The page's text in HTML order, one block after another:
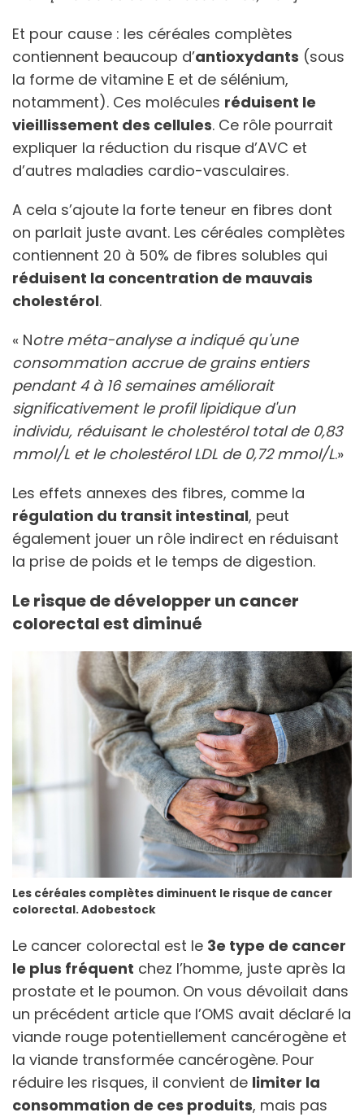
Et pour cause : les céréales complètes
contiennent beaucoup d’antioxydants (sous
la forme de vitamine E et de sélénium,
notamment). Ces molécules réduisent le
vieillissement des cellules. Ce rôle pourrait
expliquer la réduction du risque d’AVC et
d’autres maladies cardio-vasculaires.
A cela s’ajoute la forte teneur en fibres dont
on parlait juste avant. Les céréales complètes
contiennent 20 à 50% de fibres solubles qui
réduisent la concentration de mauvais
cholestérol.
« Notre méta-analyse a indiqué qu'une
consommation accrue de grains entiers
pendant 4 à 16 semaines améliorait
significativement le profil lipidique d'un
individu, réduisant le cholestérol total de 0,83
mmol/L et le cholestérol LDL de 0,72 mmol/L.»
Les effets annexes des fibres, comme la
régulation du transit intestinal, peut
également jouer un rôle indirect en réduisant
la prise de poids et le temps de digestion.
Le risque de développer un cancer
colorectal est diminué
Les céréales complètes diminuent le risque de cancer
colorectal. Adobestock
Le cancer colorectal est le 3e type de cancer
le plus fréquent chez l’homme, juste après la
prostate et le poumon. On vous dévoilait dans
un précédent article que l’OMS avait déclaré la
viande rouge potentiellement cancérogène et
la viande transformée cancérogène. Pour
réduire les risques, il convient de limiter la
consommation de ces produits, mais pas